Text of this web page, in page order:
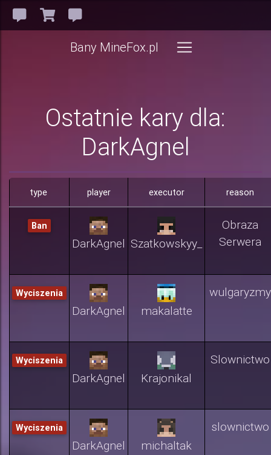
Bany MineFox.pl
Ostatnie kary dla:
DarkAgnel
type player executor reason
Ban
DarkAgnel Szatkowskyy_
Obraza
Serwera
Wyciszenia
DarkAgnel makalatte
wulgaryzmy
Wyciszenia
DarkAgnel Krajonikal
Slownictwo
Wyciszenia
DarkAgnel michaltak
slownictwo